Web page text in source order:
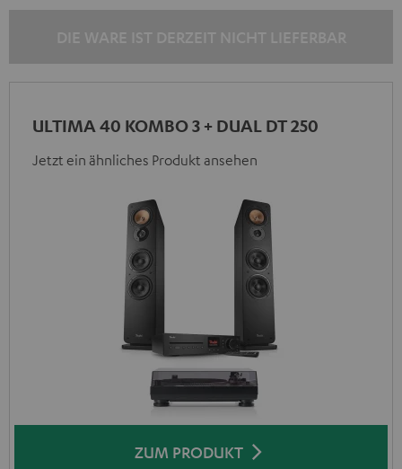
ULTIMA 40 KOMBO 3 + DUAL DT 250
Jetzt ein ähnliches Produkt ansehen
ZUM PRODUKT